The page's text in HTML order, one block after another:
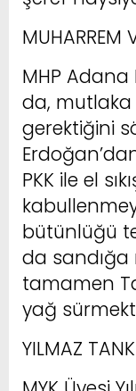
MUHARREM
MHP Adana
da, mutlaka
gerektiğini
PKK ile el
bütünlüğü
da sandığa
tamamen
yağ
YILMAZ